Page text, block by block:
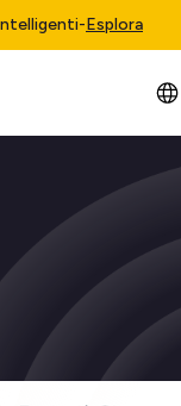
-Esplora